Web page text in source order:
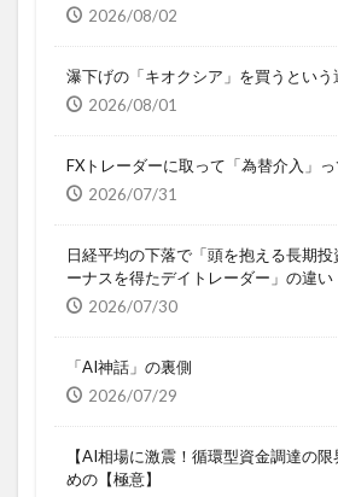
2026/08/02
瀑下げの「キオクシア」を買うという
2026/08/01
FXトレーダーに取って「為替介入」
2026/07/31
日経平均の下落で「頭を抱える長期
ーナスを得たデイトレーダー」の違い
2026/07/30
「AI神話」の裏側
2026/07/29
【AI相場に激震！循環型資金調達の
めの【極意】